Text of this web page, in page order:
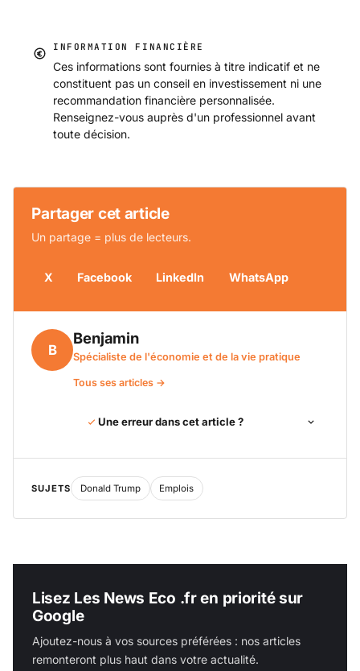
INFORMATION FINANCIÈRE
Ces informations sont fournies à titre indicatif et ne
constituent pas un conseil en investissement ni une
recommandation financière personnalisée.
Renseignez-vous auprès d'un professionnel avant
toute décision.
Partager cet article
Un partage = plus de lecteurs.
X Facebook LinkedIn WhatsApp
B
Benjamin
Spécialiste de l'économie et de la vie pratique
Tous ses articles →
Une erreur dans cet article ?
SUJETS Donald Trump Emplois
Lisez Les News Eco .fr en priorité sur
Google
Ajoutez-nous à vos sources préférées : nos articles
remonteront plus haut dans votre actualité.